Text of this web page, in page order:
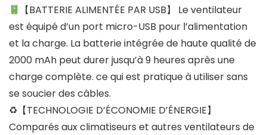
【BATTERIE ALIMENTÉE PAR USB】 Le ventilateur
est équipé d’un port micro-USB pour l’alimentation
et la charge. La batterie intégrée de haute qualité de
2000 mAh peut durer jusqu’à 9 heures après une
charge complète. ce qui est pratique à utiliser sans
se soucier des câbles.
♻【TECHNOLOGIE D’ÉCONOMIE D’ÉNERGIE】
Comparés aux climatiseurs et autres ventilateurs de